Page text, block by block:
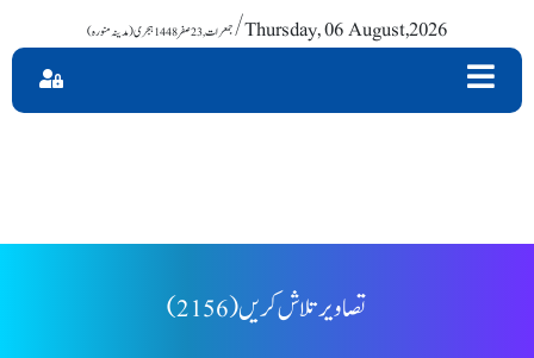
/ Thursday, 06 August,2026
(2156) تصاویر تلاش کریں